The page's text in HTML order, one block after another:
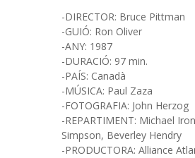
-DIRECTOR: Bruce Pittman
-GUIÓ: Ron Oliver
-ANY: 1987
-DURACIÓ: 97 min.
-PAÍS: Canadà
-MÚSICA: Paul Zaza
-FOTOGRAFIA: John Herzog
-REPARTIMENT: Michael
Simpson, Beverley Hendry
-PRODUCTORA: Alliance